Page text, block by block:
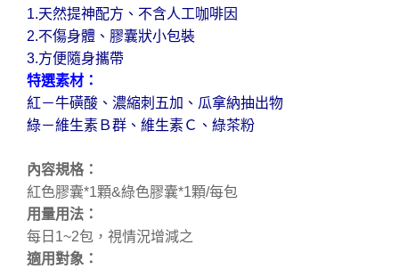
1.天然提神配方、不含人工咖啡因
2.不傷身體、膠囊狀小包裝
3.方便隨身攜帶
特選素材：
紅－牛磺酸、濃縮刺五加、瓜拿納抽出物
綠－維生素Ｂ群、維生素Ｃ、綠茶粉
內容規格：
紅色膠囊*1顆&綠色膠囊*1顆/每包
用量用法：
每日1~2包，視情況增減之
適用對象：